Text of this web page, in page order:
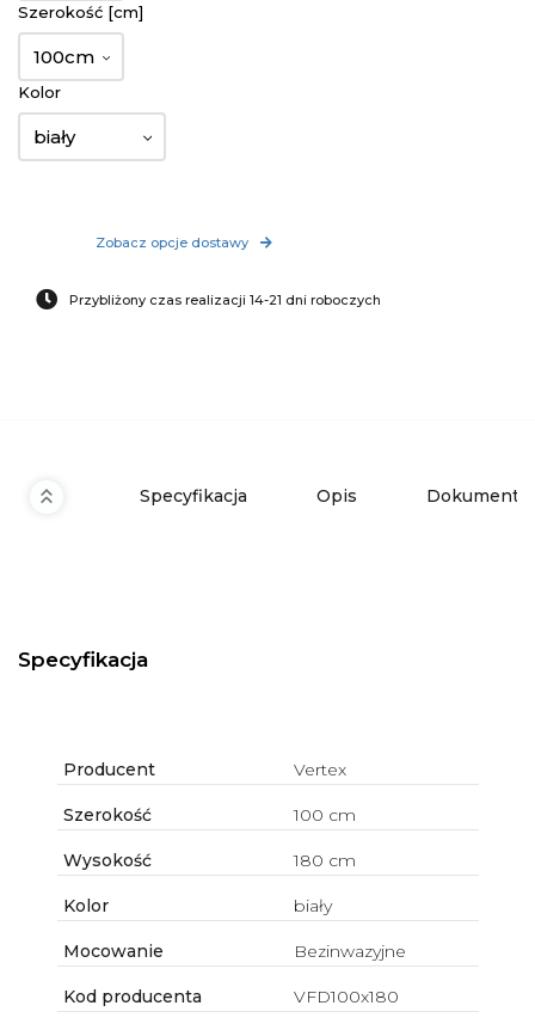
Szerokość [cm]
100cm
Kolor
biały
Zobacz opcje dostawy
Przybliżony czas realizacji 14-21 dni roboczych
Specyfikacja Opis Dokumenty
Specyfikacja
Producent Vertex
Szerokość 100 cm
Wysokość 180 cm
Kolor biały
Mocowanie Bezinwazyjne
Kod producenta VFD100x180